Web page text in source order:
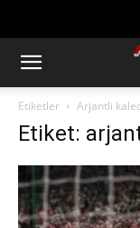
Etiketler Arjantli
Etiket: